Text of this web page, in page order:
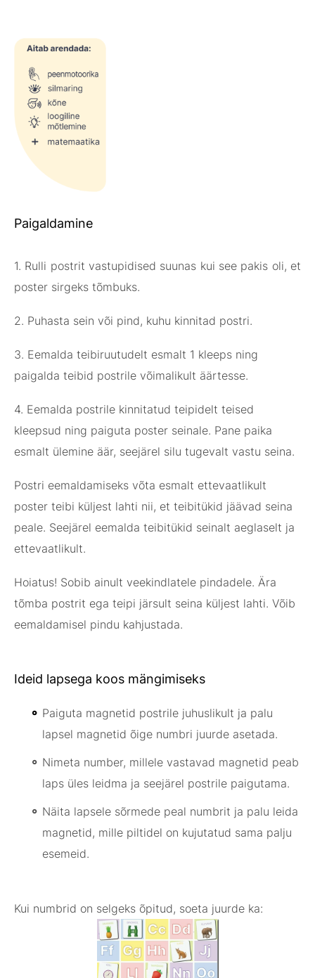
Paigaldamine
1. Rulli postrit vastupidised suunas kui see pakis oli, et
poster sirgeks tõmbuks.
2. Puhasta sein või pind, kuhu kinnitad postri.
3. Eemalda teibiruutudelt esmalt 1 kleeps ning
paigalda teibid postrile võimalikult äärtesse.
4. Eemalda postrile kinnitatud teipidelt teised
kleepsud ning paiguta poster seinale. Pane paika
esmalt ülemine äär, seejärel silu tugevalt vastu seina.
Postri eemaldamiseks võta esmalt ettevaatlikult
poster teibi küljest lahti nii, et teibitükid jäävad seina
peale. Seejärel eemalda teibitükid seinalt aeglaselt ja
ettevaatlikult.
Hoiatus! Sobib ainult veekindlatele pindadele. Ära
tõmba postrit ega teipi järsult seina küljest lahti. Võib
eemaldamisel pindu kahjustada.
Ideid lapsega koos mängimiseks
Paiguta magnetid postrile juhuslikult ja palu
lapsel magnetid õige numbri juurde asetada.
Nimeta number, millele vastavad magnetid peab
laps üles leidma ja seejärel postrile paigutama.
Näita lapsele sõrmede peal numbrit ja palu leida
magnetid, mille piltidel on kujutatud sama palju
esemeid.
Kui numbrid on selgeks õpitud, soeta juurde ka: